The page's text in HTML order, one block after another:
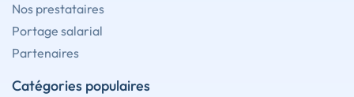
Nos prestataires
Portage salarial
Partenaires
Catégories populaires